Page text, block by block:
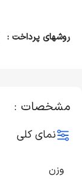
روشهای پرداخت :
مشخصات :
نمای کلی
وزن